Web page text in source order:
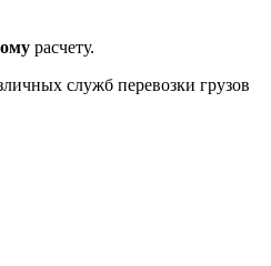
расчету.
служб перевозки грузов